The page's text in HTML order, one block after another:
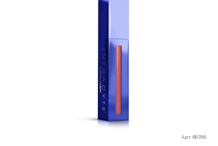
Арт. 68356